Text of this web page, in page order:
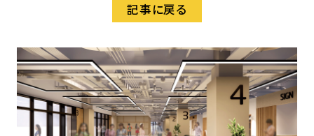
記事に戻る